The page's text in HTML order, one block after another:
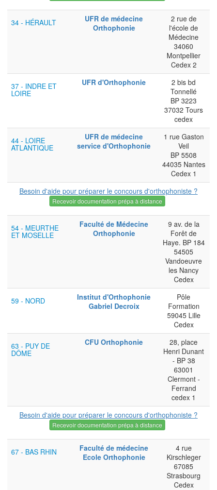
34 - HÉRAULT
UFR de médecine
Orthophonie
2 rue de
l'école de
Médecine
34060
Montpellier
Cedex 2
37 - INDRE ET
LOIRE
UFR d'Orthophonie
2 bis bd
Tonnellé
BP 3223
37032 Tours
cedex
44 - LOIRE
ATLANTIQUE
UFR de médecine
service d'Orthophonie
1 rue Gaston
Veil
BP 5508
44035 Nantes
Cedex 1
Besoin d'aide pour préparer le concours d'orthophoniste ?
Recevoir documentation prépa à distance
54 - MEURTHE
ET MOSELLE
Faculté de Médecine
Orthophonie
9 av. de la
Forêt de
Haye. BP 184
54505
Vandoeuvre
les Nancy
Cedex
59 - NORD
Institut d'Orthophonie
Gabriel Decroix
Pôle
Formation
59045 Lille
Cedex
63 - PUY DE
DÔME
CFU Orthophonie
28, place
Henri Dunant
- BP 38
63001
Clermont -
Ferrand
cedex 1
Besoin d'aide pour préparer le concours d'orthophoniste ?
Recevoir documentation prépa à distance
67 - BAS RHIN
Faculté de médecine
Ecole Orthophonie
4 rue
Kirschleger
67085
Strasbourg
Cedex